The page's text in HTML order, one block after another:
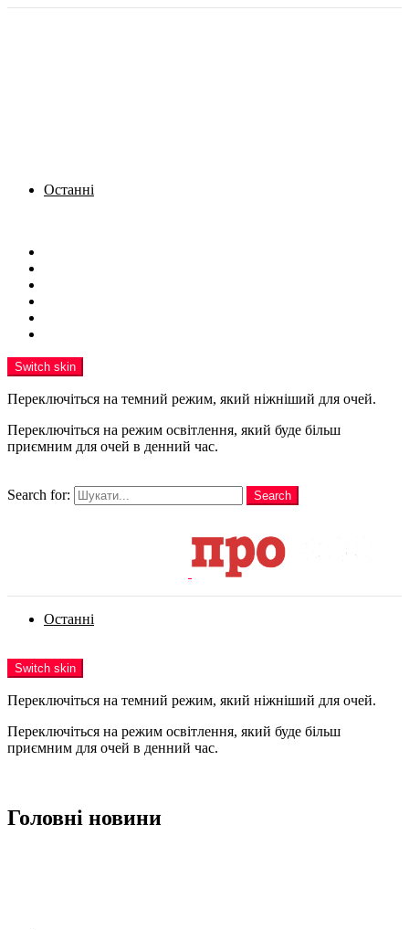
Останні
Switch skin
Переключіться на темний режим, який ніжніший для очей.
Переключіться на режим освітлення, який буде більш
приємним для очей в денний час.
Search for:
Search
Останні
Switch skin
Переключіться на темний режим, який ніжніший для очей.
Переключіться на режим освітлення, який буде більш
приємним для очей в денний час.
Головні новини